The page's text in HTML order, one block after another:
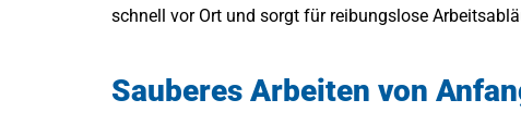
schnell vor Ort und sorgt für reibungslose
Sauberes Arbeiten von